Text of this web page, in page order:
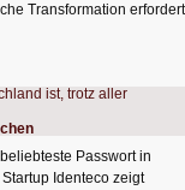
Transformation erfordert
Passwort in
Identeco zeigt